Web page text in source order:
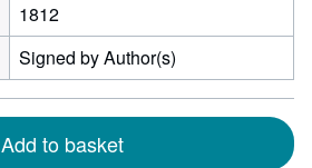
1812
Signed by Author(s)
Add to basket